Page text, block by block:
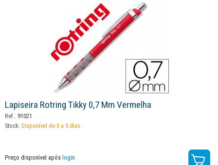
Lapiseira Rotring Tikky 0,7 Mm Vermelha
Ref.: 91021
Stock: Disponível de 3 a 5 dias
Preço disponível após login